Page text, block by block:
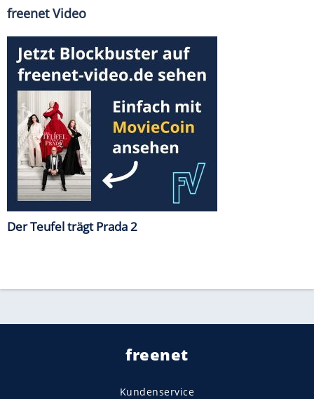
freenet Video
Der Teufel trägt Prada 2
freenet
Kundenservice